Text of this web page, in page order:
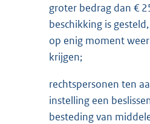
groter bedrag dan €
beschikking is
op enig moment
krijgen;
rechtspersonen ten
instelling een
besteding van